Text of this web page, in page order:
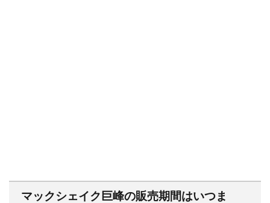
マックシェイク巨峰の販売期間はいつま